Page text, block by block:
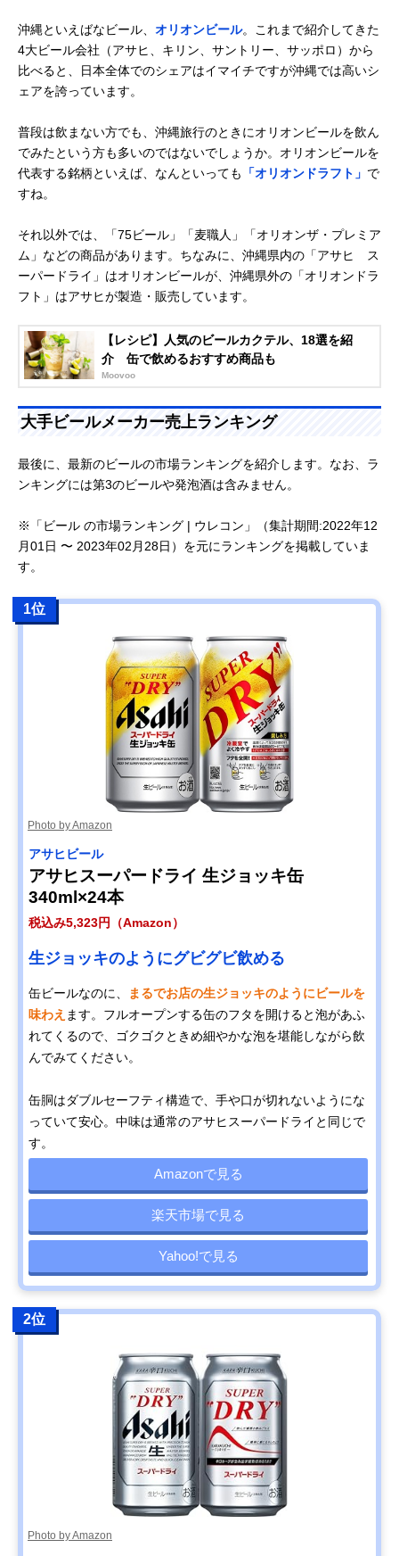
沖縄といえばなビール、 オリオンビール。これまで紹介してきた
4大ビール会社（アサヒ、キリン、サントリー、サッポロ）から
比べると、日本全体でのシェアはイマイチですが沖縄では高いシ
ェアを誇っています。
普段は飲まない方でも、沖縄旅行のときにオリオンビールを飲ん
でみたという方も多いのではないでしょうか。オリオンビールを
代表する銘柄といえば、なんといっても
「オリオンドラフト」 で
すね。
それ以外では、「75ビール」「麦職人」「オリオンザ・プレミア
ム」などの商品があります。ちなみに、沖縄県内の「アサヒ ス
ーパードライ」はオリオンビールが、沖縄県外の「オリオンドラ
フト」はアサヒが製造・販売しています。
【レシピ】人気のビールカクテル、18選を紹
介 缶で飲めるおすすめ商品も
Moovoo
大手ビールメーカー売上ランキング
最後に、最新のビールの市場ランキングを紹介します。なお、ラ
ンキングには第3のビールや発泡酒は含みません。
※「ビール の市場ランキング | ウレコン」（集計期間:2022年12
月01日 〜 2023年02月28日）を元にランキングを掲載していま
す。
1位
Photo by Amazon
アサヒビール
アサヒスーパードライ 生ジョッキ缶
340ml×24本
税込み5,323円（Amazon）
生ジョッキのようにグビグビ飲める
缶ビールなのに、
まるでお店の生ジョッキのようにビールを
味わえ ます。フルオープンする缶のフタを開けると泡があふ
れてくるので、ゴクゴクときめ細やかな泡を堪能しながら飲
んでみてください。
缶胴はダブルセーフティ構造で、手や口が切れないようにな
っていて安心。中味は通常のアサヒスーパードライと同じで
す。
Amazonで見る
楽天市場で見る
Yahoo!で見る
2位
Photo by Amazon